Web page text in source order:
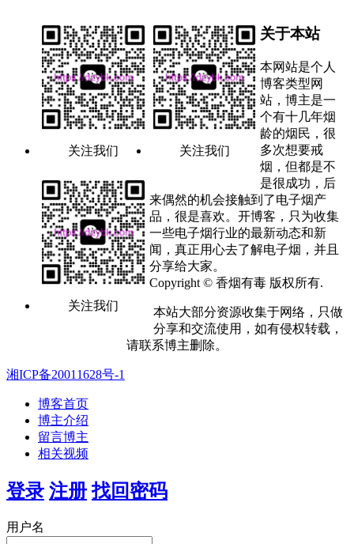
关注我们 关注我们
关注我们
关于本站
本网站是个人
博客类型网
站，博主是一
个有十几年烟
龄的烟民，很
多次想要戒
烟，但都是不
是很成功，后
来偶然的机会接触到了电子烟产
品，很是喜欢。开博客，只为收集
一些电子烟行业的最新动态和新
闻，真正用心去了解电子烟，并且
分享给大家。
Copyright © 香烟有毒 版权所有.
本站大部分资源收集于网络，只做
分享和交流使用，如有侵权转载，
请联系博主删除。
湘ICP备20011628号-1
博客首页
博主介绍
留言博主
相关视频
登录 注册 找回密码
用户名